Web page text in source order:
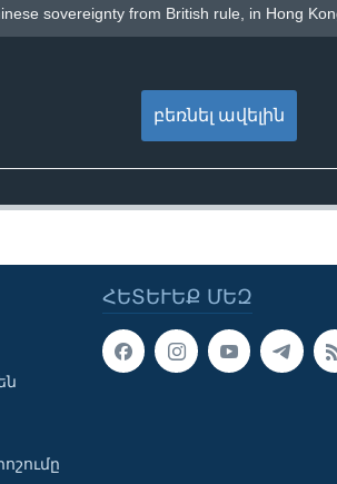
sovereignty from British rule, in Hong
բեռնել ավելին
ՀԵՏԵՒԵՔ ՄԵԶ